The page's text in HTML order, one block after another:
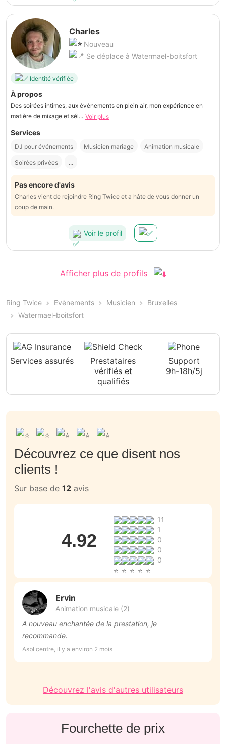
Charles
Nouveau
Se déplace à Watermael-boitsfort
Identité vérifiée
À propos
Des soirées intimes, aux événements en plein air, mon expérience en
matière de mixage et sél... Voir plus
Services
DJ pour événements Musicien mariage Animation musicale
Soirées privées ...
Pas encore d'avis
Charles vient de rejoindre Ring Twice et a hâte de vous donner un
coup de main.
Voir le profil
Afficher plus de profils
Ring Twice Evènements Musicien
Bruxelles
Watermael-boitsfort
Services assurés
Prestataires
vérifiés et
qualifiés
Support
9h-18h/5j
Découvrez ce que disent nos
clients !
Sur base de 12 avis
4.92
11
1
0
0
0
Ervin
Animation musicale (2)
A nouveau enchantée de la prestation, je
recommande.
Asbl centre, il y a environ 2 mois
Découvrez l'avis d'autres utilisateurs
Fourchette de prix